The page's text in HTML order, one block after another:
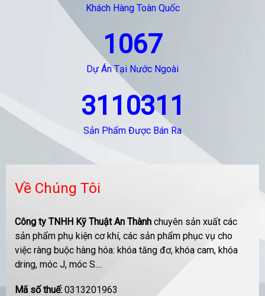
Khách Hàng Toàn Quốc
1067
Dự Án Tại Nước Ngoài
3110311
Sản Phẩm Được Bán Ra
Về Chúng Tôi
Công ty TNHH Kỹ Thuật An Thành chuyên sản xuất các
sản phẩm phụ kiện cơ khí, các sản phẩm phục vụ cho
việc ràng buộc hàng hóa: khóa tăng đơ, khóa cam, khóa
dring, móc J, móc S....
Mã số thuế: 0313201963